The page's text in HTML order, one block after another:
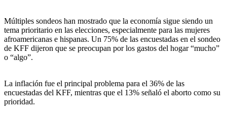
Múltiples sondeos han mostrado que la economía sigue siendo un
tema prioritario en las elecciones, especialmente para las mujeres
afroamericanas e hispanas. Un 75% de las encuestadas en el sondeo
de KFF dijeron que se preocupan por los gastos del hogar “mucho”
o “algo”.
La inflación fue el principal problema para el 36% de las
encuestadas del KFF, mientras que el 13% señaló el aborto como su
prioridad.